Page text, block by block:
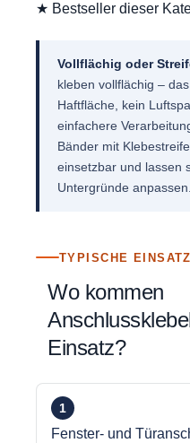
★ Bestseller dieser
Vollflächig oder
kleben vollflächig –
Haftfläche, kein
einfachere
Bänder mit
einsetzbar und lassen
Untergründe anpassen.
TYPISCHE
Wo kommen
Einsatz?
1
Fenster- und